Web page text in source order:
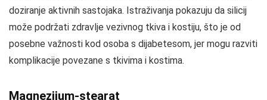
doziranje aktivnih sastojaka. Istraživanja pokazuju da silicij
može podržati zdravlje vezivnog tkiva i kostiju, što je od
posebne važnosti kod osoba s dijabetesom, jer mogu razviti
komplikacije povezane s tkivima i kostima.
Magnezijum-stearat